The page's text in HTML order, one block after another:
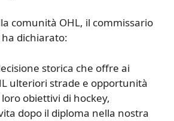
comunità OHL, il commissario
dichiarato:
storica che offre ai
ulteriori strade e opportunità
obiettivi di hockey,
dopo il diploma nella nostra